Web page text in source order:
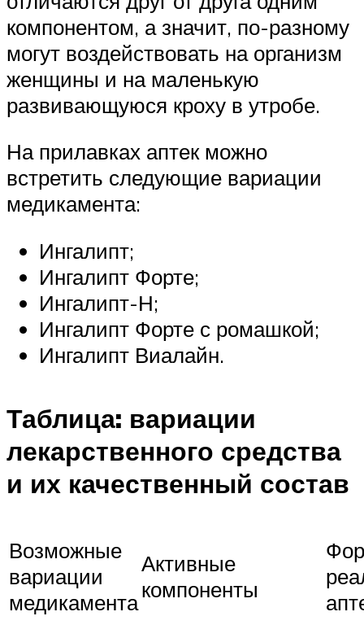
компонентом, а значит, по-разному
могут воздействовать на организм
женщины и на маленькую
развивающуюся кроху в утробе.
На прилавках аптек можно
встретить следующие вариации
медикамента:
Ингалипт;
Ингалипт Форте;
Ингалипт-Н;
Ингалипт Форте с ромашкой;
Ингалипт Виалайн.
Таблица: вариации
лекарственного средства
и их качественный состав
Возможные
вариации
медикамента
Активные
компоненты